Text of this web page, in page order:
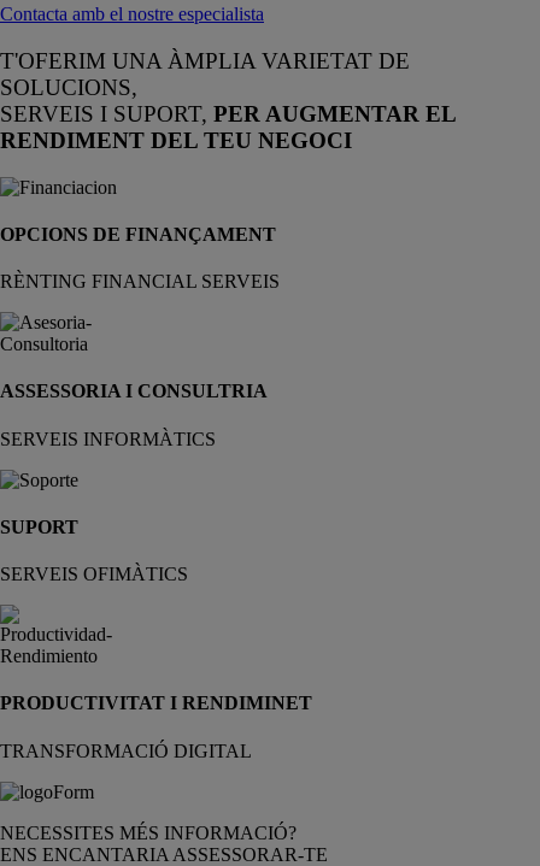
Contacta amb el nostre especialista
T'OFERIM UNA ÀMPLIA VARIETAT DE
SOLUCIONS,
SERVEIS I SUPORT, PER AUGMENTAR EL
RENDIMENT DEL TEU NEGOCI
OPCIONS DE FINANÇAMENT
RÈNTING FINANCIAL SERVEIS
ASSESSORIA I CONSULTRIA
SERVEIS INFORMÀTICS
SUPORT
SERVEIS OFIMÀTICS
PRODUCTIVITAT I RENDIMINET
TRANSFORMACIÓ DIGITAL
NECESSITES MÉS INFORMACIÓ?
ENS ENCANTARIA ASSESSORAR-TE